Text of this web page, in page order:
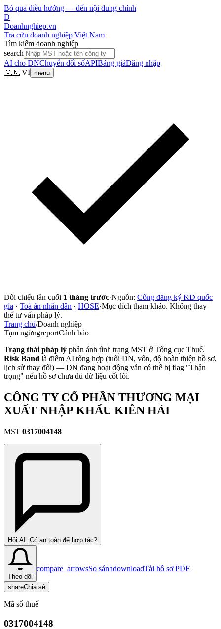
Bỏ qua điều hướng — đến nội dung chính
D
Doanhnghiep.vn
Tra cứu doanh nghiệp Việt Nam
Tìm kiếm doanh nghiệp
search
AI cho DNChuyển đổi sốAPIBảng giáĐăng nhập
🇻🇳 VI menu
Đối chiếu lần cuối 1 tháng trước·Nguồn: Cổng đăng ký KD quốc
gia · Toà án nhân dân · HOSE·Mục đích tham khảo. Không thay
thế tư vấn pháp lý.
Trang chủ/Doanh nghiệp
Tạm ngừngreportCảnh báo
Trạng thái pháp lý phản ánh tình trạng MST ở Tổng cục Thuế.
Risk Band là điểm AI tổng hợp (tuổi DN, vốn, độ hoàn thiện hồ sơ,
lịch sử thay đổi) — DN đang hoạt động vẫn có thể bị flag "Thận
trọng" nếu hồ sơ chưa đủ dữ liệu cốt lõi.
CÔNG TY CỔ PHẦN THƯƠNG MẠI
XUẤT NHẬP KHẨU KIÊN HẢI
MST 0317004148
Hỏi AI: Có an toàn để hợp tác?
Theo dõi
compare_arrowsSo sánhdownloadTải hồ sơ PDF
shareChia sẻ
Mã số thuế
0317004148